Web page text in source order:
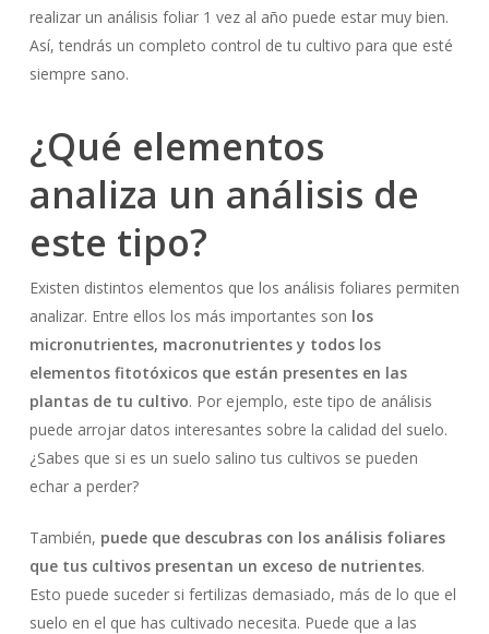
realizar un análisis foliar 1 vez al año puede estar muy bien.
Así, tendrás un completo control de tu cultivo para que esté
siempre sano.
¿Qué elementos
analiza un análisis de
este tipo?
Existen distintos elementos que los análisis foliares permiten
analizar. Entre ellos los más importantes son los
micronutrientes, macronutrientes y todos los
elementos fitotóxicos que están presentes en las
plantas de tu cultivo. Por ejemplo, este tipo de análisis
puede arrojar datos interesantes sobre la calidad del suelo.
¿Sabes que si es un suelo salino tus cultivos se pueden
echar a perder?
También, puede que descubras con los análisis foliares
que tus cultivos presentan un exceso de nutrientes.
Esto puede suceder si fertilizas demasiado, más de lo que el
suelo en el que has cultivado necesita. Puede que a las